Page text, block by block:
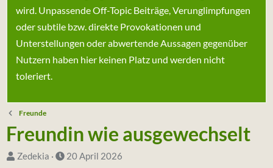
wird. Unpassende Off-Topic Beiträge, Verunglimpfungen
oder subtile bzw. direkte Provokationen und
Unterstellungen oder abwertende Aussagen gegenüber
Nutzern haben hier keinen Platz und werden nicht
toleriert.
Freunde
Freundin wie ausgewechselt
S
Zedekia
D
20 April 2026